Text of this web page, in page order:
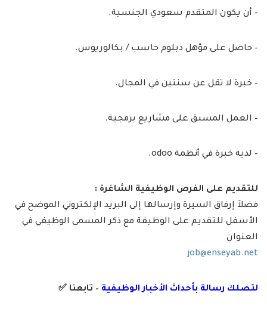
– أن يكون المتقدم سعودي الجنسية.
– حاصل على مؤهل دبلوم حاسب / بكالوريوس.
– خبرة لا تقل عن سنتين في المجال.
– العمل المسبق على مشاريع برمجية.
– لديه خبرة في أنظمة odoo.
للتقديم على الفرص الوظيفية الشاغرة :
فضلاَ إرفاق السيرة وإرسالها إلى البريد الإلكتروني الموضح في
الأسفل للتقديم على الوظيفة مع ذكر المسمى الوظيفي في
العنوان
job@enseyab.net
لتصلك رسالة بأحداث الأخبار الوظيفية – تابعنا ✅